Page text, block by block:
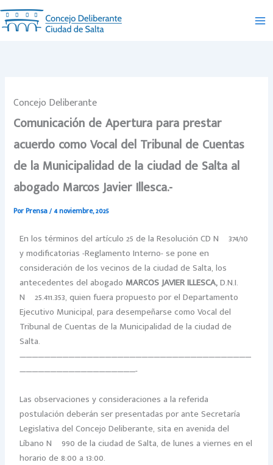
Ir
al
contenido
Concejo Deliberante
Comunicación de Apertura para prestar
acuerdo como Vocal del Tribunal de Cuentas
de la Municipalidad de la ciudad de Salta al
abogado Marcos Javier Illesca.-
PorPrensa/4 noviembre, 2025
En los términos del artículo 25 de la Resolución CD Nº 374/10
y modificatorias -Reglamento Interno- se pone en
consideración de los vecinos de la ciudad de Salta, los
antecedentes del abogado MARCOS JAVIER ILLESCA,D.N.I.
Nº 25.411.353, quien fuera propuesto por el Departamento
Ejecutivo Municipal, para desempeñarse como Vocal del
Tribunal de Cuentas de la Municipalidad de la ciudad de
Salta.
——————————————————————————————————————
———————————————————-
Las observaciones y consideraciones a la referida
postulación deberán ser presentadas por ante Secretaría
Legislativa del Concejo Deliberante, sita en avenida del
Líbano Nº 990 de la ciudad de Salta, de lunes a viernes en el
horario de 8:00 a 13:00.